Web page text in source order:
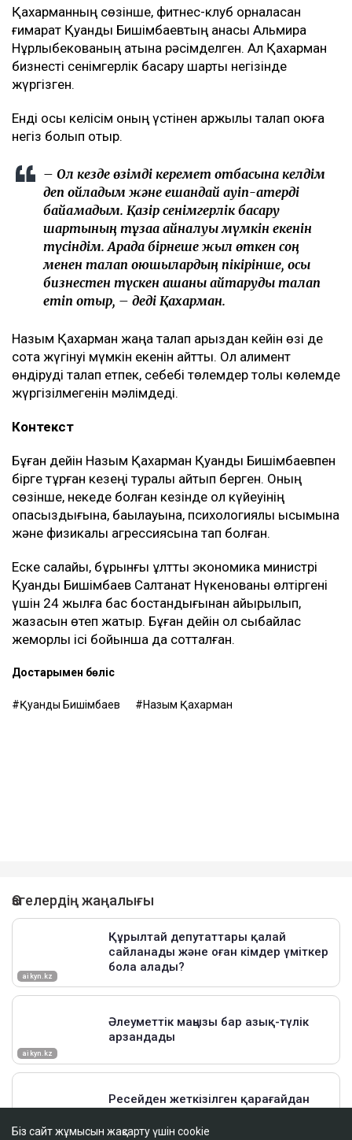
Қахарманның сөзінше, фитнес-клуб орналасқан
ғимарат Қуандық Бишімбаевтың анасы Альмира
Нұрлыбекованың атына рәсімделген. Ал Қахарман
бизнесті сенімгерлік басқару шарты негізінде
жүргізген.
Енді осы келісім оның үстінен қаржылық талап қоюға
негіз болып отыр.
– Ол кезде өзімді керемет отбасына келдім
деп ойладым және ешқандай қауіп-қатерді
байқамадым. Қазір сенімгерлік басқару
шартының тұзаққа айналуы мүмкін екенін
түсіндім. Арада бірнеше жыл өткен соң
менен талап қоюшылардың пікірінше, осы
бизнестен түскен ақшаны қайтаруды талап
етіп отыр, – деді Қахарман.
Назым Қахарман жаңа талап арыздан кейін өзі де
сотқа жүгінуі мүмкін екенін айтты. Ол алимент
өндіруді талап етпек, себебі төлемдер толық көлемде
жүргізілмегенін мәлімдеді.
Контекст
Бұған дейін Назым Қахарман Қуандық Бишімбаевпен
бірге тұрған кезеңі туралы айтып берген. Оның
сөзінше, некеде болған кезінде ол күйеуінің
опасыздығына, бақылауына, психологиялық қысымына
және физикалық агрессиясына тап болған.
Еске салайық, бұрынғы ұлттық экономика министрі
Қуандық Бишімбаев Салтанат Нүкенованы өлтіргені
үшін 24 жылға бас бостандығынан айырылып,
жазасын өтеп жатыр. Бұған дейін ол сыбайлас
жемқорлық ісі бойынша да сотталған.
Достарыңмен бөліс
Қуандық Бишімбаев Назым Қахарман
Біз сайт жұмысын жақсарту үшін cookie